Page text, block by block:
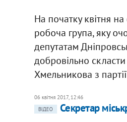
На початку квітня
робоча група, яку
депутатам
добровільно
Хмельникова з
06 квітня 2017, 12:46
ВІДЕО
Секретар